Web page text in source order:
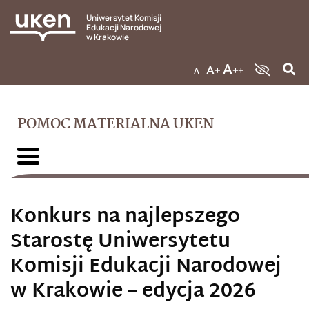
Uniwersytet Komisji
Edukacji Narodowej
w Krakowie
POMOC MATERIALNA UKEN
Konkurs na najlepszego
Starostę Uniwersytetu
Komisji Edukacji Narodowej
w Krakowie – edycja 2026